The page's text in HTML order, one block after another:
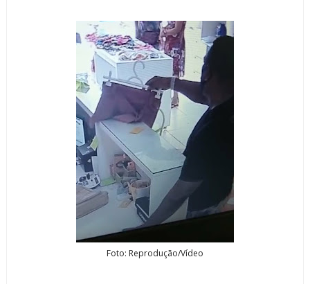
Foto: Reprodução/Vídeo